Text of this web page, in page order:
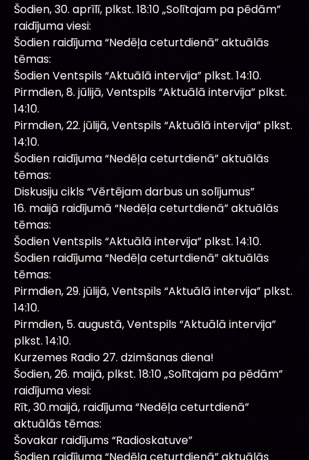
Šodien, 30. aprīlī, plkst. 18:10 „Solītajam pa pēdām”
raidījuma viesi:
Šodien raidījuma “Nedēļa ceturtdienā” aktuālās
tēmas:
Šodien Ventspils “Aktuālā intervija” plkst. 14:10.
Pirmdien, 8. jūlijā, Ventspils “Aktuālā intervija” plkst.
14:10.
Pirmdien, 22. jūlijā, Ventspils “Aktuālā intervija” plkst.
14:10.
Šodien raidījuma “Nedēļa ceturtdienā” aktuālās
tēmas:
Diskusiju cikls “Vērtējam darbus un solījumus”
16. maijā raidījumā “Nedēļa ceturtdienā” aktuālās
tēmas:
Šodien Ventspils “Aktuālā intervija” plkst. 14:10.
Šodien raidījuma “Nedēļa ceturtdienā” aktuālās
tēmas:
Pirmdien, 29. jūlijā, Ventspils “Aktuālā intervija” plkst.
14:10.
Pirmdien, 5. augustā, Ventspils “Aktuālā intervija”
plkst. 14:10.
Kurzemes Radio 27. dzimšanas diena!
Šodien, 26. maijā, plkst. 18:10 „Solītajam pa pēdām”
raidījuma viesi:
Rīt, 30.maijā, raidījuma “Nedēļa ceturtdienā”
aktuālās tēmas:
Šovakar raidījums “Radioskatuve”
Šodien raidījuma “Nedēļa ceturtdienā” aktuālās